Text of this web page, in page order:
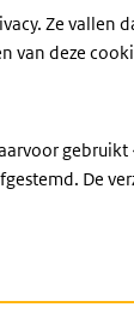
Ze
van deze
De